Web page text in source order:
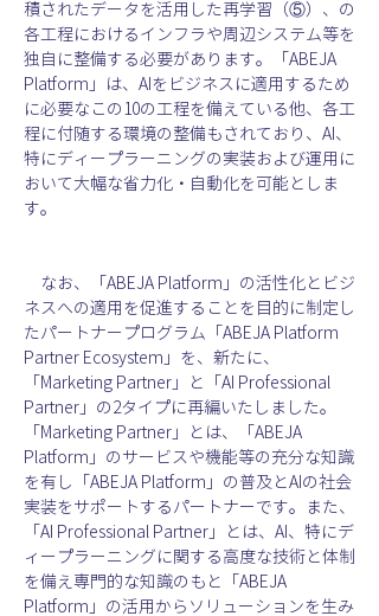
積されたデータを活用した再学習（⑤）、の
各工程におけるインフラや周辺システム等を
独自に整備する必要があります。「ABEJA
Platform」は、AIをビジネスに適用するため
に必要なこの10の工程を備えている他、各工
程に付随する環境の整備もされており、AI、
特にディープラーニングの実装および運用に
おいて大幅な省力化・自動化を可能としま
す。
なお、「ABEJA Platform」の活性化とビジ
ネスへの適用を促進することを目的に制定し
たパートナープログラム「ABEJA Platform
Partner Ecosystem」を、新たに、
「Marketing Partner」と「AI Professional
Partner」の2タイプに再編いたしました。
「Marketing Partner」とは、「ABEJA
Platform」のサービスや機能等の充分な知識
を有し「ABEJA Platform」の普及とAIの社会
実装をサポートするパートナーです。また、
「AI Professional Partner」とは、AI、特にデ
ィープラーニングに関する高度な技術と体制
を備え専門的な知識のもと「ABEJA
Platform」の活用からソリューションを生み